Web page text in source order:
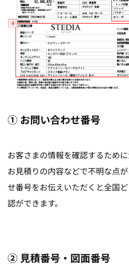
① お問い合わせ番号
お客さまの情報を確認するために
お見積りの内容などで不明な点
せ番号をお伝えいただくと全国
認ができます。
② 見積番号・図面番号